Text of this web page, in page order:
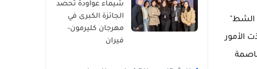
الشط"
الشهداء والجرحى من الفلسطينيين والتونسيين، ومع حلول 1987 أخذت الأمور
شيماء عواودة تحصد
الجائزة الكبرى في
مهرجان كليرمون-
فيران